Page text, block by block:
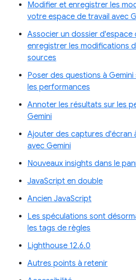
Modifier et enregistrer les
votre espace de travail avec
Associer un dossier d'espace
enregistrer les modifications
sources
Poser des questions à
les performances
Annoter les résultats sur les
Gemini
Ajouter des captures d'écran
avec Gemini
Nouveaux insights dans le
JavaScript en double
Ancien JavaScript
Les spéculations sont
les tags de règles
Lighthouse 12.6.0
Autres points à retenir